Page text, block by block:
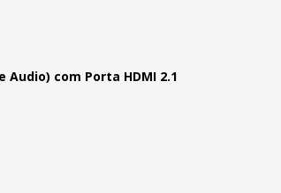
Audio) com Porta HDMI 2.1